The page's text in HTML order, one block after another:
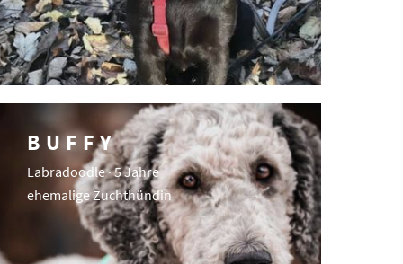
BUFFY
Labradoodle · 5 Jahre
ehemalige Zuchthündin